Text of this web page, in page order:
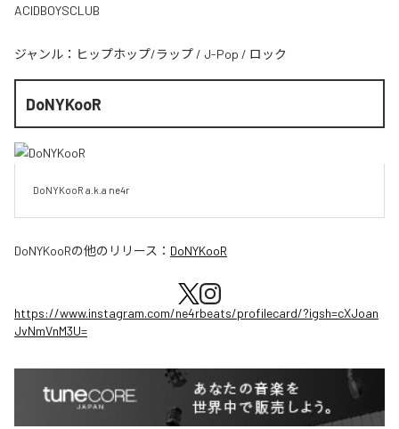
ACIDBOYSCLUB
ジャンル： ヒップホップ/ラップ / J-Pop / ロック
DoNYKooR
DoNYKooR a.k.a ne4r
DoNYKooRの他のリリース： DoNYKooR
https://www.instagram.com/ne4rbeats/profilecard/?igsh=cXJoan
JvNmVnM3U=